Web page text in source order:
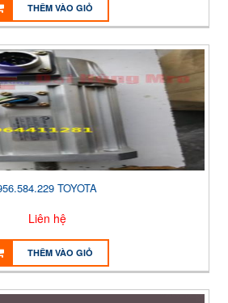
THÊM VÀO GIỎ
TOYOTA
Liên hệ
THÊM VÀO GIỎ